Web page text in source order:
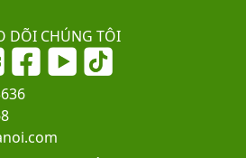
DÕI CHÚNG TÔI